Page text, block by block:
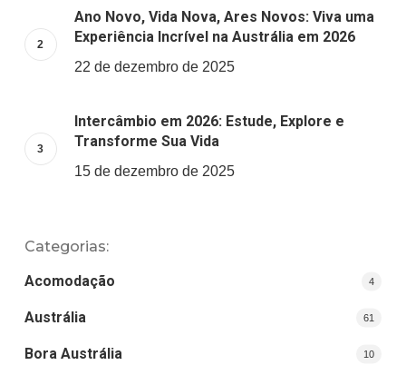
Ano Novo, Vida Nova, Ares Novos: Viva uma
Experiência Incrível na Austrália em 2026
22 de dezembro de 2025
Intercâmbio em 2026: Estude, Explore e
Transforme Sua Vida
15 de dezembro de 2025
Categorias:
Acomodação
4
Austrália 61
Bora Austrália 10